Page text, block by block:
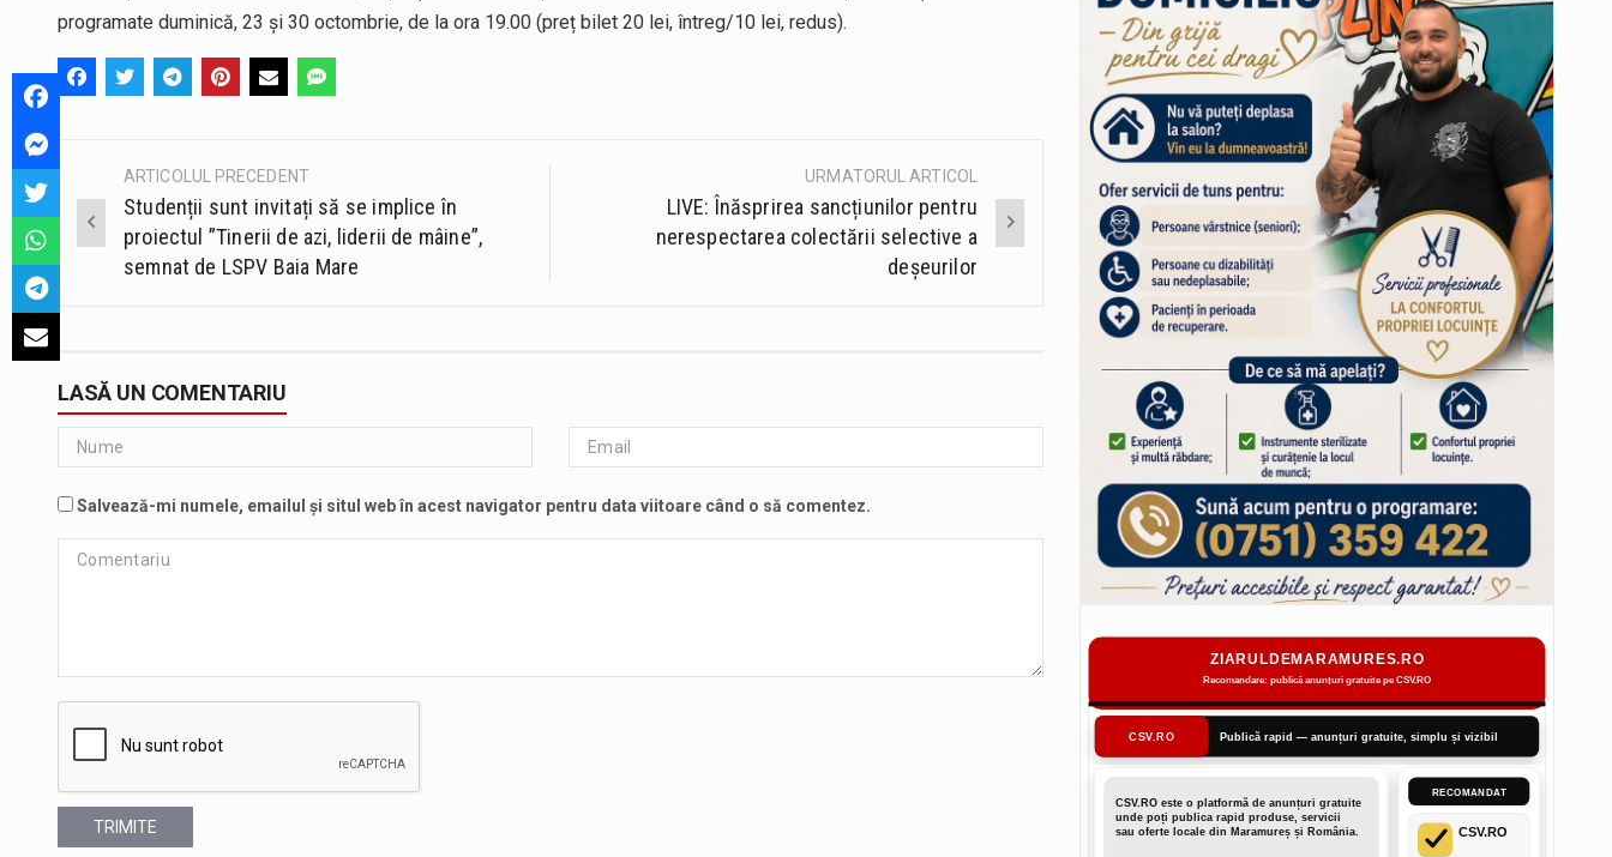
programate duminică, 23 și 30 octombrie, de la ora 19.00 (preț bilet 20 lei, întreg/10 lei, redus).
Post
navigation
ARTICOLUL PRECEDENT
Studenții sunt invitați să se implice în
proiectul ”Tinerii de azi, liderii de mâine”,
semnat de LSPV Baia Mare
URMATORUL ARTICOL
LIVE: Înăsprirea sancțiunilor pentru
nerespectarea colectării selective a
deșeurilor
LASĂ UN COMENTARIU
Salvează-mi numele, emailul și situl web în acest navigator pentru data viitoare când o să comentez.
TRIMITE